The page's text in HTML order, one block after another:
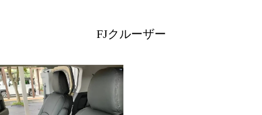
FJクルーザー